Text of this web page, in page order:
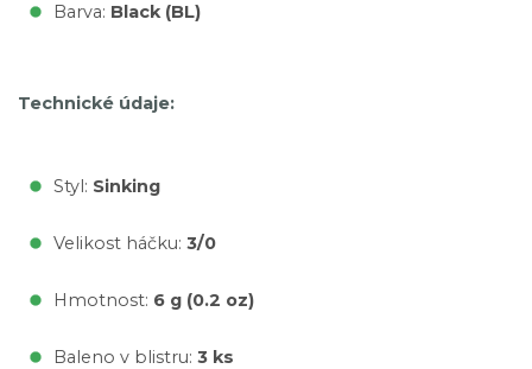
Barva: Black (BL)
Technické údaje:
Styl: Sinking
Velikost háčku: 3/0
Hmotnost: 6 g (0.2 oz)
Baleno v blistru: 3 ks